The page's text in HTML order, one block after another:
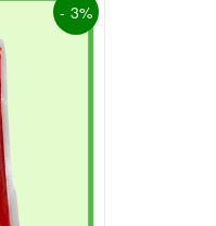
- 3%